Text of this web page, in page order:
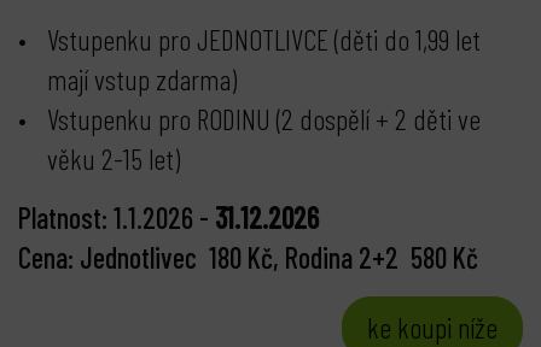
Vstupenku pro JEDNOTLIVCE (děti do 1,99 let
mají vstup zdarma)
Vstupenku pro RODINU (2 dospělí + 2 děti ve
věku 2-15 let)
Platnost: 1.1.2026 - 31.12.2026
Cena: Jednotlivec 180 Kč, Rodina 2+2 580 Kč
ke koupi níže